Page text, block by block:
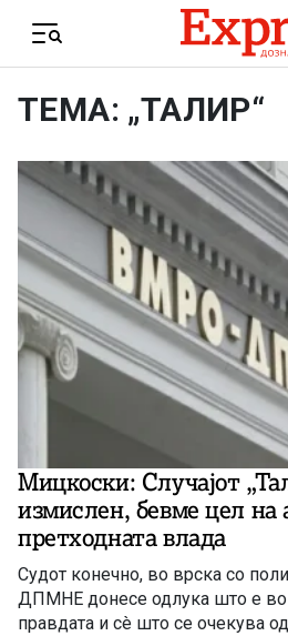
Menu
ТЕМА: „ТАЛИР“
Мицкоски: Случајот
измислен, бевме цел на
претходната влада
Судот конечно, во врска со
ДПМНЕ донесе одлука што е во
правдата и сè што се очекува од